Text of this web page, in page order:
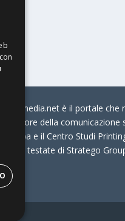
è il portale
settore della
e il Centro Studi
delle testate di Stratego